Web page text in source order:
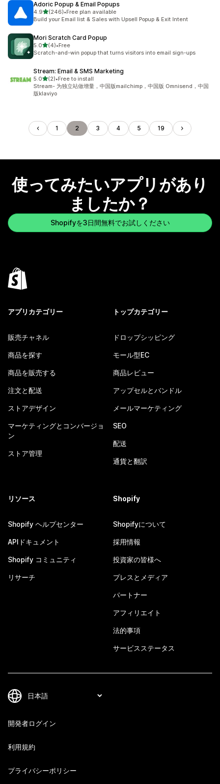
Adoric Popup & Email Popups
4.95つ星中
(246)
合計レビュー数：246件
•Free plan available
Build your Email list & Sales with Upsell Popup & Exit Intent
Mori Scratch Card Popup
5.05つ星中
(4)
合計レビュー数：4件
•Free
Scratch-and-win popup that turns visitors into email sign-ups
Stream: Email & SMS Marketing
5.05つ星中
(2)
合計レビュー数：2件
•Free to install
Stream- 为独立站做增量，中国版mailchimp，中国版 Omnisend，中国
版klaviyo
1 2 3 4 5 19
使ってみたいアプリがあり
ましたか？
Shopifyを3日間無料でお試しください
アプリカテゴリー
販売チャネル
商品を探す
商品を販売する
注文と配送
ストアデザイン
マーケティングとコンバージョ
ン
ストア管理
トップカテゴリー
ドロップシッピング
モール型EC
商品レビュー
アップセルとバンドル
メールマーケティング
SEO
配送
通貨と翻訳
リソース
Shopify ヘルプセンター
APIドキュメント
Shopify コミュニティ
リサーチ
Shopify
Shopifyについて
採用情報
投資家の皆様へ
プレスとメディア
パートナー
アフィリエイト
法的事項
サービスステータス
開発者ログイン
利用規約
プライバシーポリシー